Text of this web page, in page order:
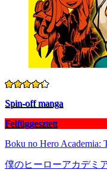
Spin-off manga
Felfüggesztett
Boku no Hero Academia:
僕のヒーローアカデミ